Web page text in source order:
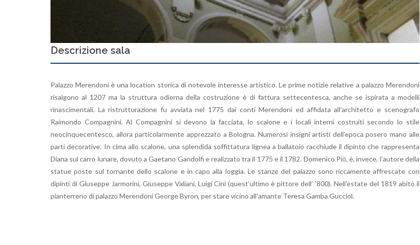
Descrizione sala
Palazzo Merendoni è una location storica di notevole interesse artistico. Le prime notizie relative a palazzo Merendoni
risalgono al 1207 ma la struttura odierna della costruzione è di fattura settecentesca, anche se ispirata a modelli
rinascimentali. La ristrutturazione fu avviata nel 1775 dai conti Merendoni ed affidata all'architetto e scenografo
Raimondo Compagnini. Al Compagnini si devono la facciata, lo scalone e i locali interni costruiti secondo lo stile
neocinquecentesco, allora particolarmente apprezzato a Bologna. Numerosi insigni artisti dell'epoca posero mano alle
parti decorative. In cima allo scalone, una splendida soffittatura lignea a ballatoio racchiude il dipinto che rappresenta
Diana sul carro lunare, dovuto a Gaetano Gandolfi e realizzato tra il 1775 e il 1782. Domenico Piò, è, invece, l’autore della
statue poste sul tornante dello scalone e in capo alla loggia. Le stanze del palazzo sono riccamente affrescate con
dipinti di Giuseppe Jarmorini, Giuseppe Valiani, Luigi Cini (quest’ultimo è pittore dell’ ‘800). Nell'estate del 1819 abitò il
pianterreno di palazzo Merendoni George Byron, per stare vicino all'amante Teresa Gamba Gucciol.